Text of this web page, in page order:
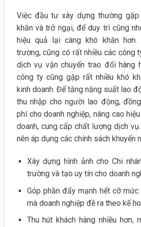
Việc đầu tư xây dựng thường gặp
khăn và trở ngại, để duy trì cũng
hiệu quả lại càng khó khăn
trường, cũng có rất nhiều các công
dịch vụ vận chuyển trao đổi hàng
công ty cũng gặp rất nhiều khó
kinh doanh. Để tăng năng suất lao
thu nhập cho người lao động,
phí cho doanh nghiệp, nâng cao
doanh, cung cấp chất lượng dịch
nên áp dụng các chính sách khuyến
Xây dựng hình ảnh cho Chi
trường và tạo uy tín cho doanh
Góp phần đẩy mạnh hết cỡ
mà doanh nghiệp đề ra theo kế
Thu hút khách hàng nhiều hơn,